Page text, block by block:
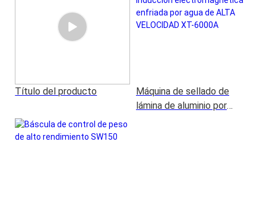
Título del producto
Máquina de sellado de
lámina de aluminio por